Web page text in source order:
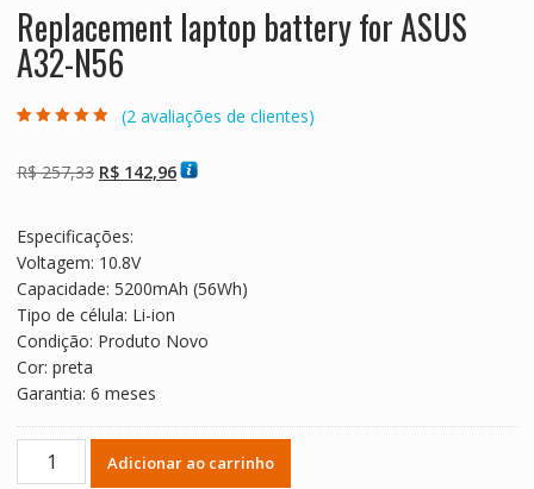
Replacement laptop battery for ASUS
A32-N56
com baseado
em
(2avaliações de clientes)
R$257,33 O
era:
R$ 257,33.
R$142,96O
Especificações:
Voltagem: 10.8V
Capacidade: 5200mAh (56Wh)
Tipo de célula: Li-ion
Condição: Produto Novo
Cor: preta
Garantia: 6 meses
Replacement
Adicionar ao carrinho